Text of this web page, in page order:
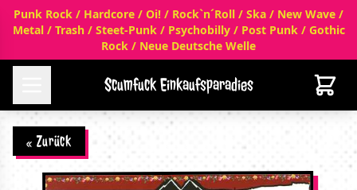
Punk Rock / Hardcore / Oi! / Rock`n´Roll / Ska / New Wave /
Metal / Trash / Steet-Punk / Psychobilly / Post Punk / Gothic
Rock / Neue Deutsche Welle
Scumfuck Einkaufsparadies
« Zurück